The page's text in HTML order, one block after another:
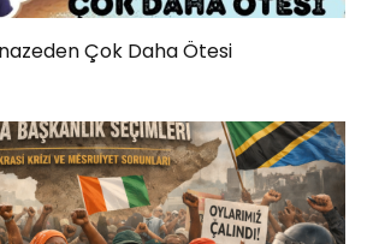
Çok Daha Ötesi